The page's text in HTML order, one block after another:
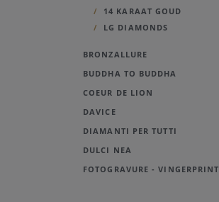
14 KARAAT GOUD
LG DIAMONDS
BRONZALLURE
BUDDHA TO BUDDHA
COEUR DE LION
DAVICE
DIAMANTI PER TUTTI
DULCI NEA
FOTOGRAVURE - VINGERPRINT